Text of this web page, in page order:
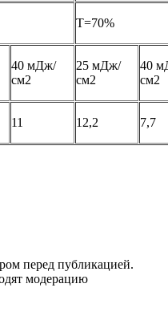
T=70%
40 мДж/
см2
25 мДж/
см2
40
см2
11 12,2 7,7
перед публикацией.
модерацию